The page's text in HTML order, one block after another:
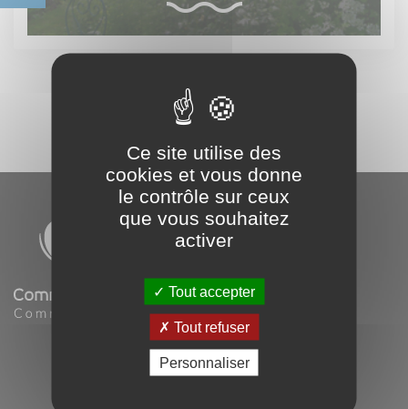
Office de Tourisme
Commercy-Void-Vaucouleurs
Ce site utilise des
cookies et vous donne
le contrôle sur ceux
que vous souhaitez
activer
Tout accepter
Tout refuser
Personnaliser